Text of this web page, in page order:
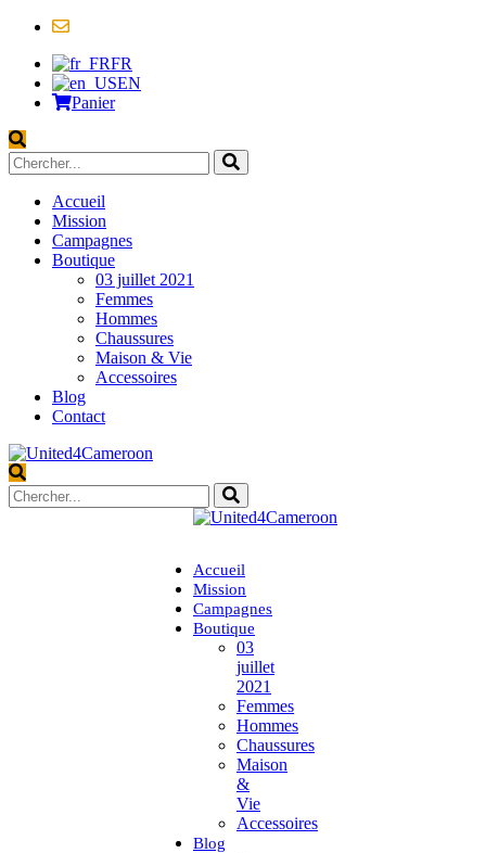
FR
EN
Panier
Accueil
Mission
Campagnes
Boutique
03 juillet 2021
Femmes
Hommes
Chaussures
Maison & Vie
Accessoires
Blog
Contact
Accueil
Mission
Campagnes
Boutique
03
juillet
2021
Femmes
Hommes
Chaussures
Maison
&
Vie
Accessoires
Blog